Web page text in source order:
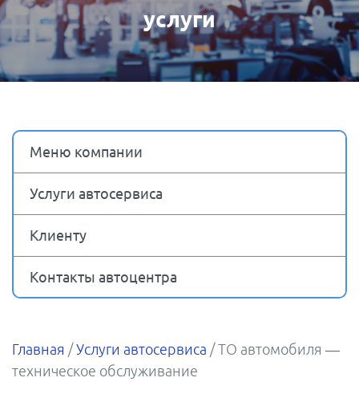
услуги
Меню компании
Услуги автосервиса
Клиенту
Контакты автоцентра
Главная /Услуги автосервиса /ТО автомобиля —
техническое обслуживание